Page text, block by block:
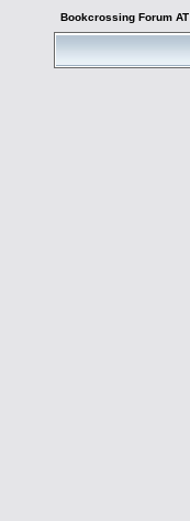
Bookcrossing Forum AT